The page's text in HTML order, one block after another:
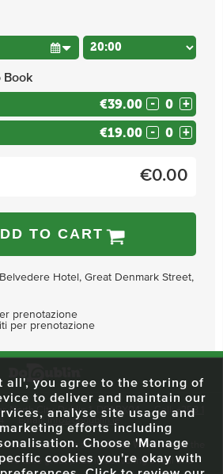
Book
€39.00 - +
€19.00 - +
€0.00
TO CART
Hotel, Great Denmark Street,
prenotazione
per prenotazione
North City, Dublin 1, D01 RX04 Call:+353 1
Email: info@dodublin.ie
to our town since 1988. We're part of the
we take great pride in delivering a real and
all', you agree to the storing of
to deliver and maintain our
analyse site usage and
efforts including
Choose 'Manage
cookies you're okay with